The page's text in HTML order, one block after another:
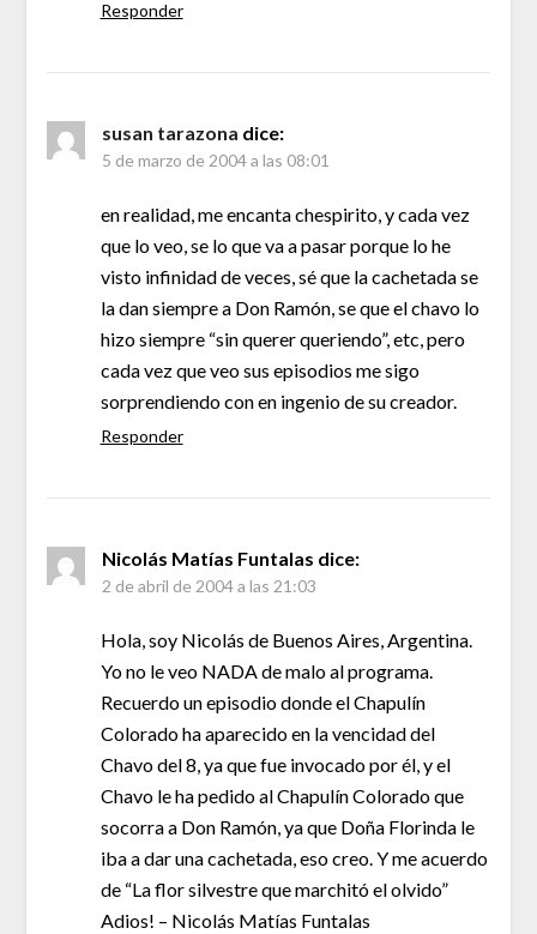
Responder
susan tarazona dice:
5 de marzo de 2004 a las 08:01
en realidad, me encanta chespirito, y cada vez
que lo veo, se lo que va a pasar porque lo he
visto infinidad de veces, sé que la cachetada se
la dan siempre a Don Ramón, se que el chavo lo
hizo siempre “sin querer queriendo”, etc, pero
cada vez que veo sus episodios me sigo
sorprendiendo con en ingenio de su creador.
Responder
Nicolás Matías Funtalas dice:
2 de abril de 2004 a las 21:03
Hola, soy Nicolás de Buenos Aires, Argentina.
Yo no le veo NADA de malo al programa.
Recuerdo un episodio donde el Chapulín
Colorado ha aparecido en la vencidad del
Chavo del 8, ya que fue invocado por él, y el
Chavo le ha pedido al Chapulín Colorado que
socorra a Don Ramón, ya que Doña Florinda le
iba a dar una cachetada, eso creo. Y me acuerdo
de “La flor silvestre que marchitó el olvido”
Adios! – Nicolás Matías Funtalas